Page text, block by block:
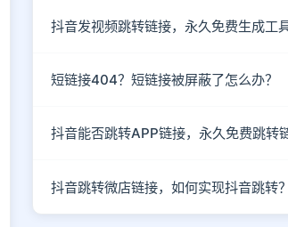
抖音发视频跳转链接，永久免费生成工
短链接404？短链接被屏蔽了怎么办？
抖音能否跳转APP链接，永久免费跳转
抖音跳转微店链接，如何实现抖音跳转？